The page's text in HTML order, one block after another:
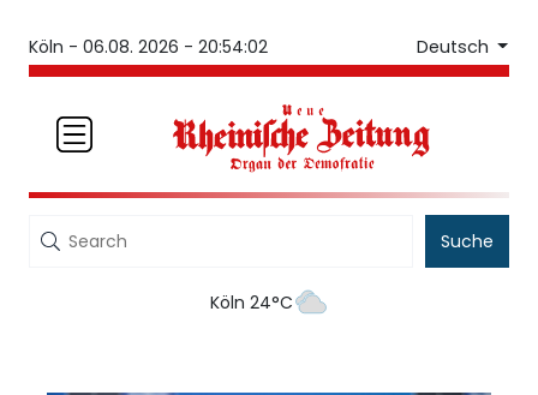
Köln - 06.08. 2026 - 20:54:02 Deutsch
Suche
Köln 24°C